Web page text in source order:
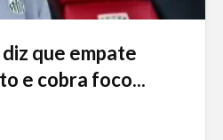
que empate
e cobra foco...